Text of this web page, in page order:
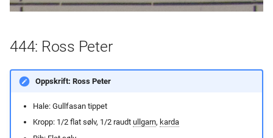
444: Ross Peter
Oppskrift: Ross Peter
Hale: Gullfasan tippet
Kropp: 1/2 flat sølv, 1/2 raudt ullgarn, karda